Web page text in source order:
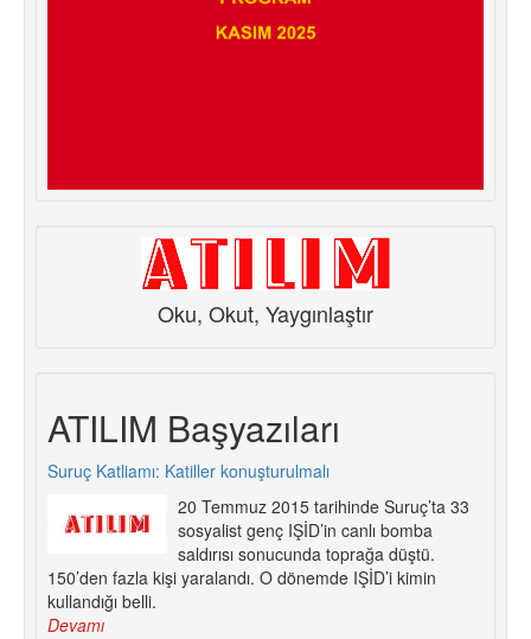
Oku, Okut, Yaygınlaştır
ATILIM Başyazıları
Suruç Katliamı: Katiller konuşturulmalı
20 Temmuz 2015 tarihinde Suruç’ta 33
sosyalist genç IŞİD’in canlı bomba
saldırısı sonucunda toprağa düştü.
150’den fazla kişi yaralandı. O dönemde IŞİD’i kimin
kullandığı belli.
Devamı